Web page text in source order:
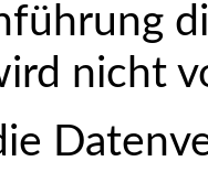
nicht